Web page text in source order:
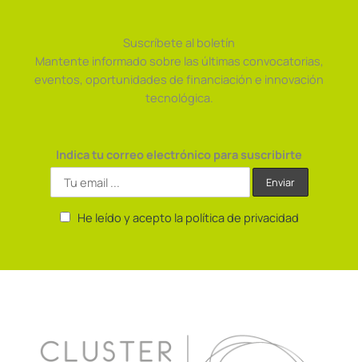
Suscríbete al boletín
Mantente informado sobre las últimas convocatorias,
eventos, oportunidades de financiación e innovación
tecnológica.
Indica tu correo electrónico para suscribirte
He leído y acepto la política de privacidad